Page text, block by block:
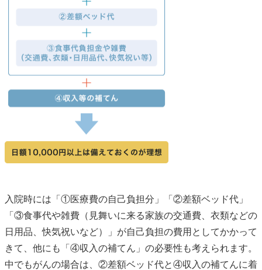
入院時には「①医療費の自己負担分」「②差額ベッド代」
「③食事代や雑費（見舞いに来る家族の交通費、衣類などの
日用品、快気祝いなど）」が自己負担の費用としてかかって
きて、他にも「④収入の補てん」の必要性も考えられます。
中でもがんの場合は、②差額ベッド代と④収入の補てんに着